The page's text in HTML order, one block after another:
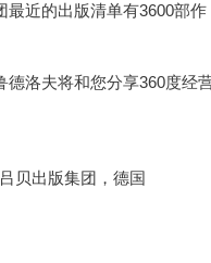
最近的出版清单有3600部作
德洛夫将和您分享360度经
贝出版集团，德国